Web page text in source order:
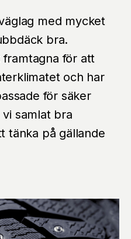
med mycket
bra.
för att
och har
för säker
samlat bra
tänka på gällande